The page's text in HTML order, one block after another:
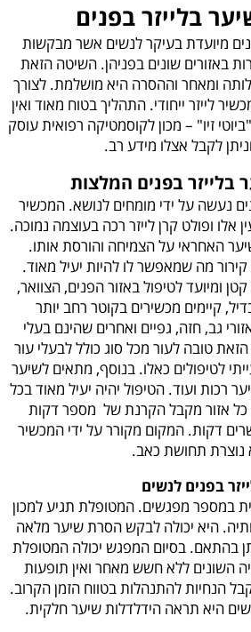
בלייזר בפנים
מיועדת בעיקר לנשים אשר מבקשות
באזורים שונים בפניהן. השיטה הזאת
ומאחר וההסרה היא מושלמת. לצורך
לייזר ייחודי. התהליך בטוח מאוד ואין
זיו" – מכון לקוסמטיקה רפואית עוסק
לקבל אצלו מידע רב.
בלייזר בפנים המלצות
נעשה על ידי מומחים לנושא. המכשיר
אלו ופולט קרן לייזר רכה בעוצמה נמוכה.
האחראי על הצמיחה והורסת אותו.
מה שמאפשר לו להיות יעיל מאוד.
ומיועד לטיפול באזור הפנים, הצוואר,
קיימים מכשירים בקוטר רחב יותר
גב, חזה, גפיים ואחרים שהינם בעלי
טובה לעור מכל סוג כולל לבעלי עור
לטיפולים כאלו. בנוסף, מתאים לשיער
רכות ועוד. הטיפול יהיה יעיל מאוד בכל
אזור מקבל הקרנת של מספר דקות
דקות. המקום מקורר על ידי המכשיר
נוצרת תחושת כאב.
בפנים לנשים
במספר מפגשים. המטופלת תגיע למכון
היא יכולה לבקש הסרת שיער מלאה
בהתאם. בסיום המפגש יכולה המטופלת
השונים ללא חשש מאחר ואין תופעות
הנחיות להתנהלות בטווח הזמן הקרוב.
היא תראה הידלדלות שיער חלקית.